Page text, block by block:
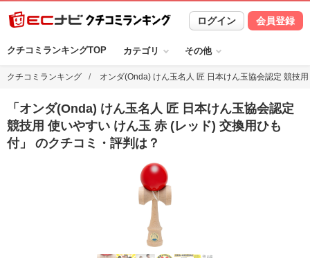
ログイン 会員登録
クチコミランキングTOP カテゴリ その他
クチコミランキング オンダ(Onda) けん玉名人 匠 日本けん玉協会認定 競技
「 オンダ(Onda) けん玉名人 匠 日本けん玉協会認定
競技用 使いやすい けん玉 赤 (レッド) 交換用ひも
付」 のクチコミ・評判は？